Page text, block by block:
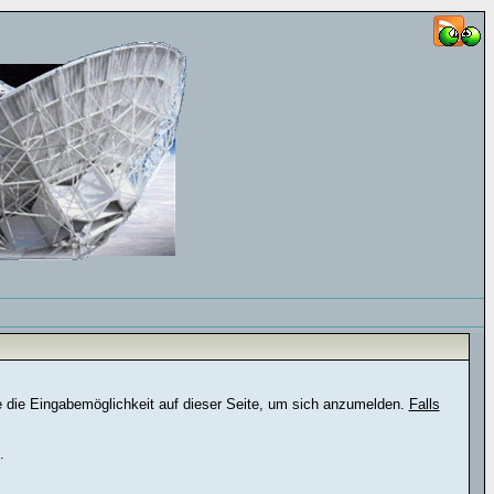
Eingabemöglichkeit auf dieser Seite, um sich anzumelden. Falls